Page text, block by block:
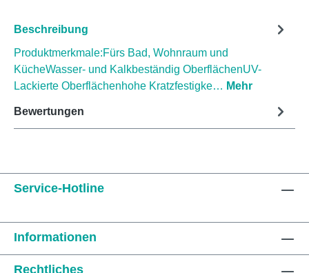
Beschreibung
Produktmerkmale:Fürs Bad, Wohnraum und
KücheWasser- und Kalkbeständig OberflächenUV-
Lackierte Oberflächenhohe Kratzfestigke… Mehr
Bewertungen
Service-Hotline
Informationen
Rechtliches